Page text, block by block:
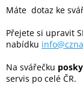
Máte dotaz ke
Přejete si upravit
nabídku
Na svářečku
servis po celé ČR.